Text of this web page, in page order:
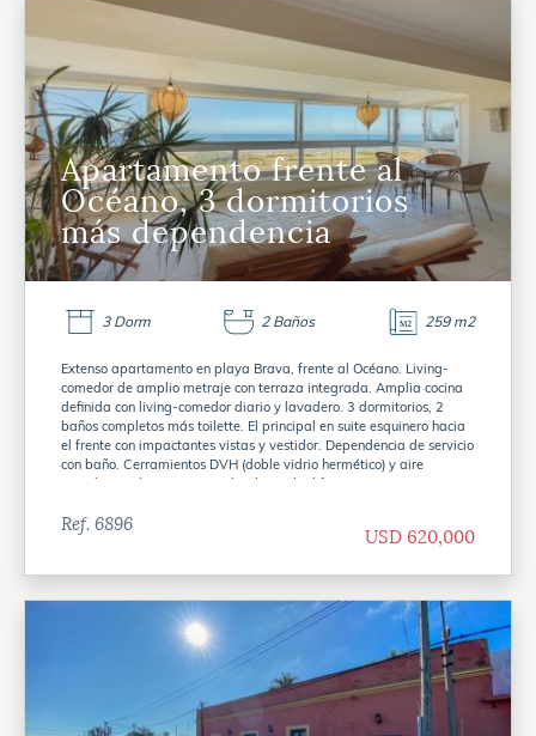
Apartamento frente al
Océano, 3 dormitorios
más dependencia
3 Dorm 2 Baños 259 m2
Extenso apartamento en playa Brava, frente al Océano. Living-
comedor de amplio metraje con terraza integrada. Amplia cocina
definida con living-comedor diario y lavadero. 3 dormitorios, 2
baños completos más toilette. El principal en suite esquinero hacia
el frente con impactantes vistas y vestidor. Dependencia de servicio
con baño. Cerramientos DVH (doble vidrio hermético) y aire
acondicionado. Garage con baulera. El edificio cuenta con servicio
interior climatizada en verano, gimnasio, sala de pilates reformer,
sala de masajes, sauna húmedo, sauna seco y más.
Ref. 6896
USD 620,000